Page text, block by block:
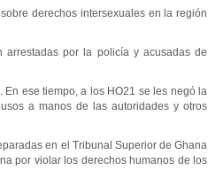
derechos intersexuales en la región
arrestadas por la policía y acusadas de
ese tiempo, a los HO21 se les negó la
a manos de las autoridades y otros
en el Tribunal Superior de Ghana
por violar los derechos humanos de los